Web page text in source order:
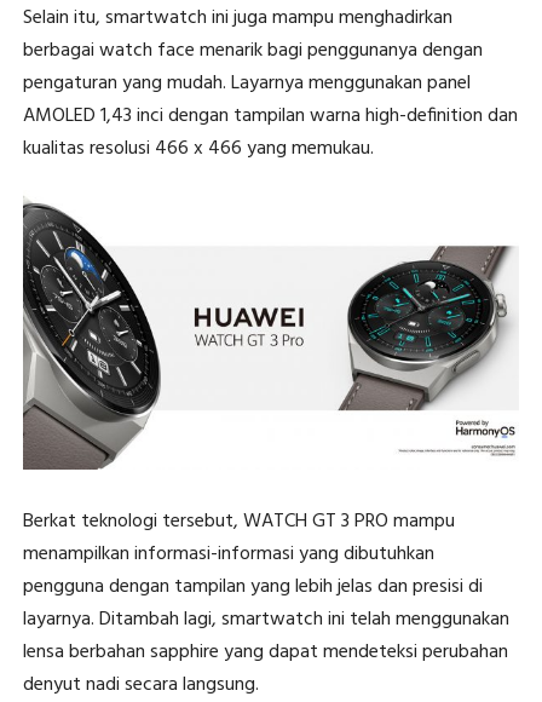
Selain itu, smartwatch ini juga mampu menghadirkan
berbagai watch face menarik bagi penggunanya dengan
pengaturan yang mudah. Layarnya menggunakan panel
AMOLED 1,43 inci dengan tampilan warna high-definition dan
kualitas resolusi 466 x 466 yang memukau.
Berkat teknologi tersebut, WATCH GT 3 PRO mampu
menampilkan informasi-informasi yang dibutuhkan
pengguna dengan tampilan yang lebih jelas dan presisi di
layarnya. Ditambah lagi, smartwatch ini telah menggunakan
lensa berbahan sapphire yang dapat mendeteksi perubahan
denyut nadi secara langsung.